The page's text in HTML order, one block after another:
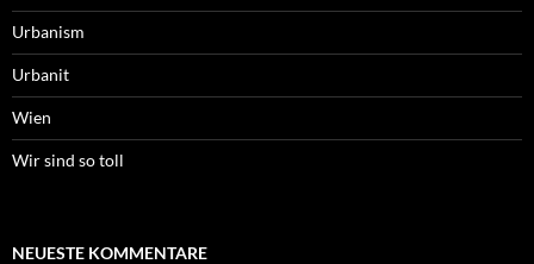
Urbanism
Urbanit
Wien
Wir sind so toll
NEUESTE KOMMENTARE